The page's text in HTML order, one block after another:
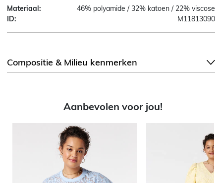
Materiaal:
46% polyamide / 32% katoen / 22% viscose
ID:
M11813090
Compositie & Milieu kenmerken
Aanbevolen voor jou!